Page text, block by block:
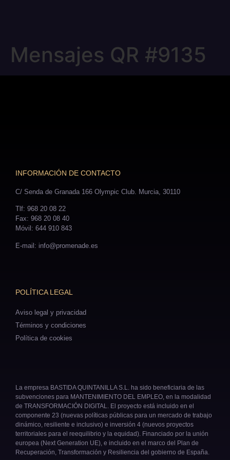
Mensajes QR #9135
INFORMACIÓN DE CONTACTO
C/ Senda de Granada 166 Olympic Club. Murcia, 30110
Tlf: 968 20 08 22
Fax: 968 20 08 40
Móvil: 644 910 843
E-mail: info@promenade.es
POLÍTICA LEGAL
Aviso legal y privacidad
Términos y condiciones
Política de cookies
La empresa BASTIDA QUINTANILLA S.L. ha sido beneficiaria de las
subvenciones para MANTENIMIENTO DEL EMPLEO, en la modalidad
de TRANSFORMACIÓN DIGITAL. El proyecto está incluido en el
componente 23 (nuevas políticas públicas para un mercado de trabajo
dinámico, resiliente e inclusivo) e inversión 4 (nuevos proyectos
territoriales para el reequilibrio y la equidad). Financiado por la unión
europea (Next Generation UE), e incluido en el marco del Plan de
Recuperación, Transformación y Resiliencia del gobierno de España.